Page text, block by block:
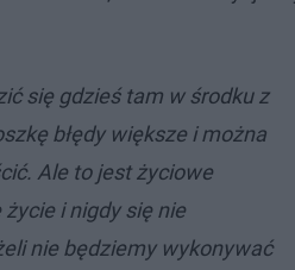
się gdzieś tam w środku z
błędy większe i można
Ale to jest życiowe
i nigdy się nie
nie będziemy wykonywać